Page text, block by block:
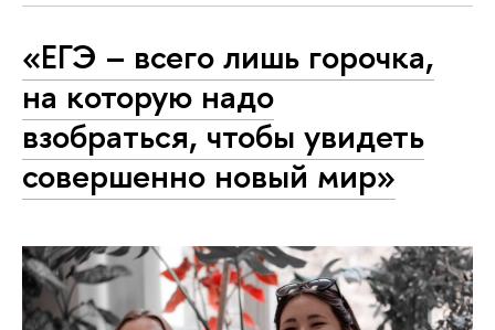
«ЕГЭ – всего лишь горочка,
на которую надо
взобраться, чтобы увидеть
совершенно новый мир»